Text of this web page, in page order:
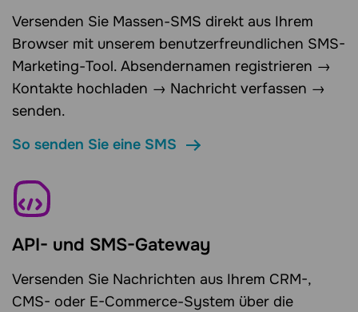
Versenden Sie Massen-SMS direkt aus Ihrem
Browser mit unserem benutzerfreundlichen SMS-
Marketing-Tool. Absendernamen registrieren →
Kontakte hochladen → Nachricht verfassen →
senden.
So senden Sie eine SMS
API- und SMS-Gateway
Versenden Sie Nachrichten aus Ihrem CRM-,
CMS- oder E-Commerce-System über die